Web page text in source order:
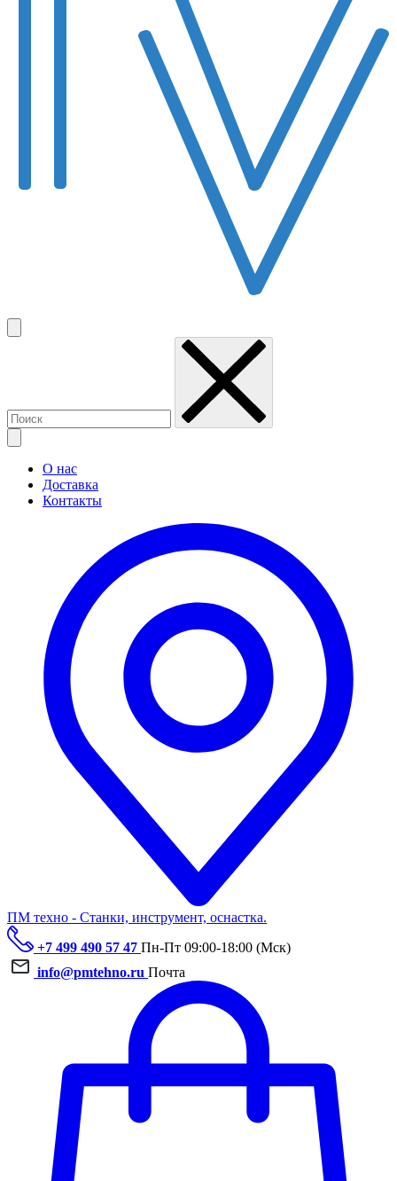
О нас
Доставка
Контакты
ПМ техно - Станки, инструмент, оснастка.
+7 499 490 57 47 Пн-Пт 09:00-18:00 (Мск)
info@pmtehno.ru Почта